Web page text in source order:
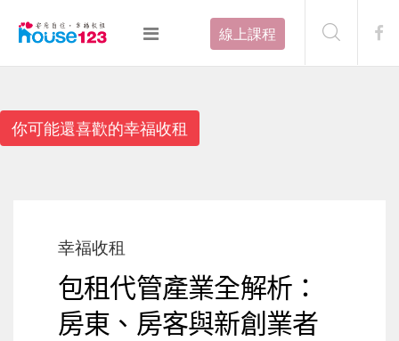
線上課程
你可能還喜歡的幸福收租
幸福收租
包租代管產業全解析：
房東、房客與新創業者